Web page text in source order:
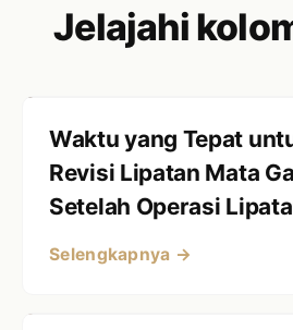
Jelajahi
Waktu yang Tepat
Revisi Lipatan Mata
Setelah Operasi
Ganda
Selengkapnya →